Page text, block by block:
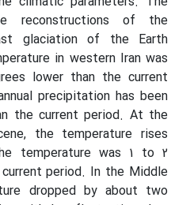
reconstructions of the
glaciation of the Earth
in western Iran was
lower than the current
precipitation has been
the current period. At the
the temperature rises
temperature was 1 to 2
period. In the Middle
dropped by about two